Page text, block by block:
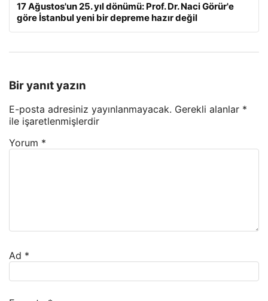
17 Ağustos'un 25. yıl dönümü: Prof. Dr. Naci Görür'e
göre İstanbul yeni bir depreme hazır değil
Bir yanıt yazın
E-posta adresiniz yayınlanmayacak. Gerekli alanlar *
ile işaretlenmişlerdir
Yorum *
Ad *